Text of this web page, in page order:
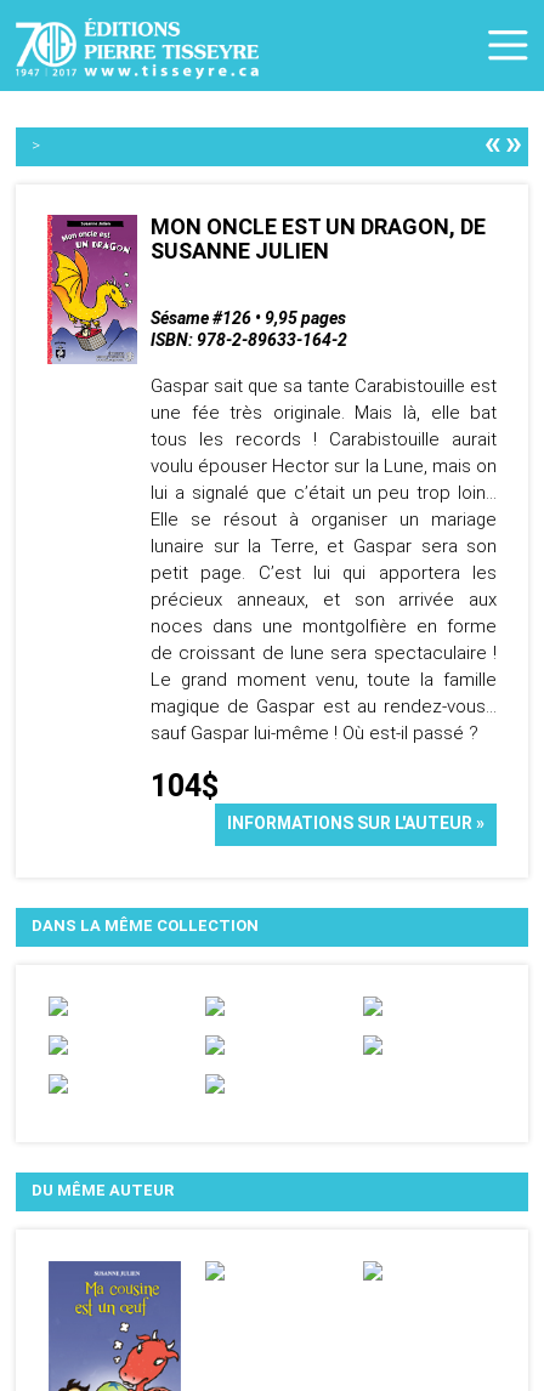
> «»
MON ONCLE EST UN DRAGON, DE
SUSANNE JULIEN
Sésame #126 • 9,95 pages
ISBN: 978-2-89633-164-2
Gaspar sait que sa tante Carabistouille est
une fée très originale. Mais là, elle bat
tous les records ! Carabistouille aurait
voulu épouser Hector sur la Lune, mais on
lui a signalé que c’était un peu trop loin…
Elle se résout à organiser un mariage
lunaire sur la Terre, et Gaspar sera son
petit page. C’est lui qui apportera les
précieux anneaux, et son arrivée aux
noces dans une montgolfière en forme
de croissant de lune sera spectaculaire !
Le grand moment venu, toute la famille
magique de Gaspar est au rendez-vous…
sauf Gaspar lui-même ! Où est-il passé ?
104$
INFORMATIONS SUR L'AUTEUR »
DANS LA MÊME COLLECTION
DU MÊME AUTEUR